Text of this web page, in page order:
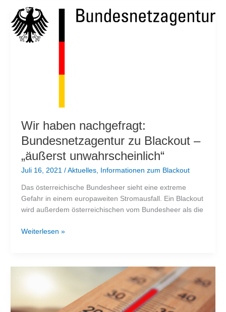
Wir haben nachgefragt:
Bundesnetzagentur zu Blackout –
„äußerst unwahrscheinlich“
Juli 16, 2021 / Aktuelles, Informationen zum Blackout
Das österreichische Bundesheer sieht eine extreme
Gefahr in einem europaweiten Stromausfall. Ein Blackout
wird außerdem österreichischen vom Bundesheer als die
Wir
„äußerst
Weiterlesen »